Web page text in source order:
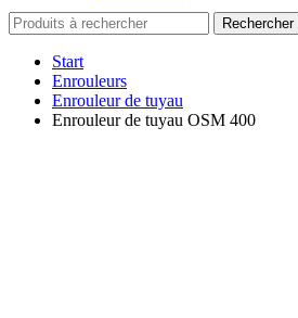
Rechercher
Start
Enrouleurs
Enrouleur de tuyau
Enrouleur de tuyau OSM 400